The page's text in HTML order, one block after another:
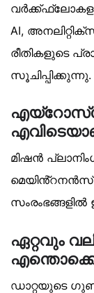
AI,
രീതികളുടെ
സൂചിപ്പിക്കുന്നു.
മിഷൻ
മെയിൻ്റനൻസ്
ഏറ്റവും
ഡാറ്റയുടെ